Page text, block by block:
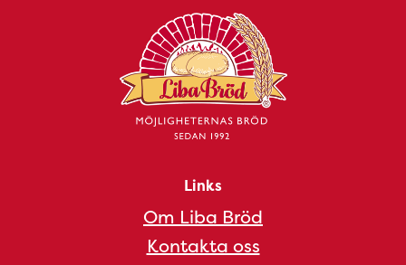
Links
Om Liba Bröd
Kontakta oss